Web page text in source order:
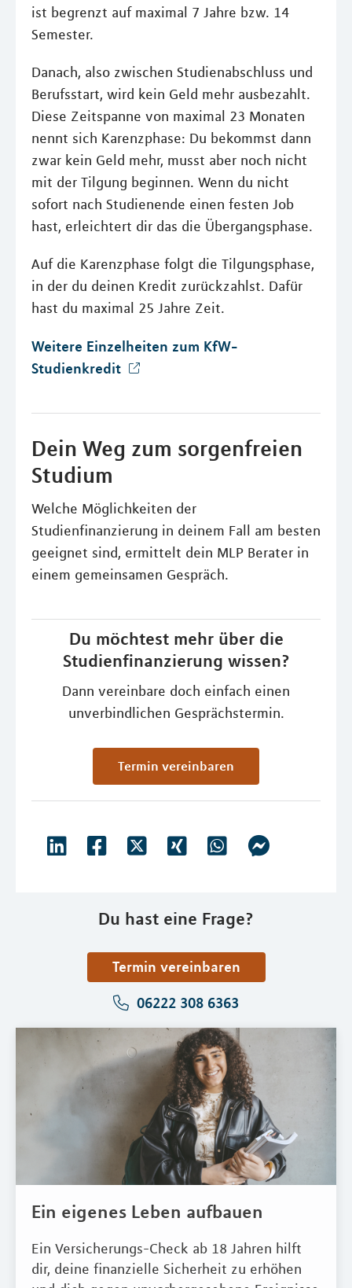
ist begrenzt auf maximal 7 Jahre bzw. 14
Semester.
Danach, also zwischen Studienabschluss und
Berufsstart, wird kein Geld mehr ausbezahlt.
Diese Zeitspanne von maximal 23 Monaten
nennt sich Karenzphase: Du bekommst dann
zwar kein Geld mehr, musst aber noch nicht
mit der Tilgung beginnen. Wenn du nicht
sofort nach Studienende einen festen Job
hast, erleichtert dir das die Übergangsphase.
Auf die Karenzphase folgt die Tilgungsphase,
in der du deinen Kredit zurückzahlst. Dafür
hast du maximal 25 Jahre Zeit.
Weitere Einzelheiten zum KfW-
Studienkredit
Dein Weg zum sorgenfreien
Studium
Welche Möglichkeiten der
Studienfinanzierung in deinem Fall am besten
geeignet sind, ermittelt dein MLP Berater in
einem gemeinsamen Gespräch.
Du möchtest mehr über die
Studienfinanzierung wissen?
Dann vereinbare doch einfach einen
unverbindlichen Gesprächstermin.
Termin vereinbaren
Du hast eine Frage?
Termin vereinbaren
06222 308 6363
Ein eigenes Leben aufbauen
Ein Versicherungs-Check ab 18 Jahren hilft
dir, deine finanzielle Sicherheit zu erhöhen